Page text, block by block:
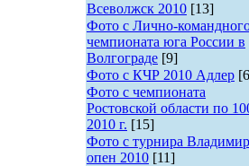
Всеволжск 2010 [13]
Фото с Лично-
чемпионата юга России в
Волгограде [9]
Фото с КЧР 2010 Адлер
Фото с чемпионата
Ростовской области по
2010 г. [15]
Фото с турнира
опен 2010 [11]